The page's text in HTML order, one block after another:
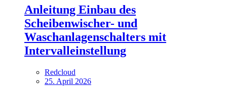
Anleitung Einbau des
Scheibenwischer- und
Waschanlagenschalters mit
Intervalleinstellung
Redcloud
25. April 2026